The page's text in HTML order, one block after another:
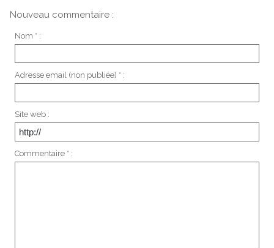
Nouveau commentaire :
Nom * :
Adresse email (non publiée) * :
Site web :
Commentaire * :